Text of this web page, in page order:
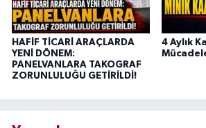
HAFİF TİCARİ ARAÇLARDA
YENİ DÖNEM:
PANELVANLARA TAKOGRAF
ZORUNLULUĞU GETİRİLDİ!
4 Aylık